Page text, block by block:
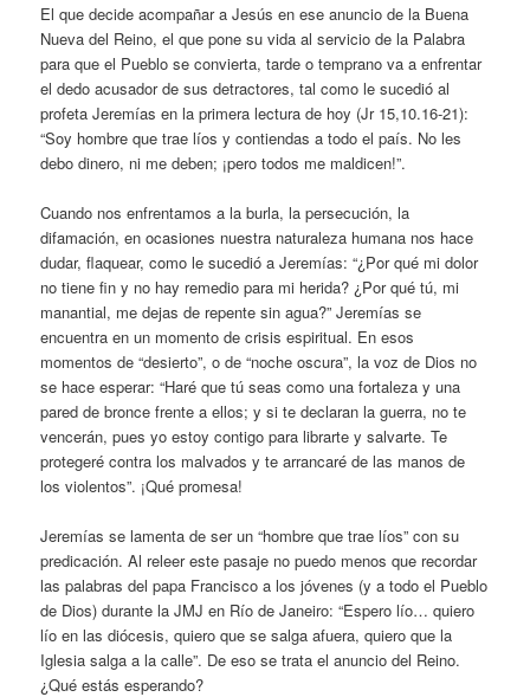
El que decide acompañar a Jesús en ese anuncio de la Buena
Nueva del Reino, el que pone su vida al servicio de la Palabra
para que el Pueblo se convierta, tarde o temprano va a enfrentar
el dedo acusador de sus detractores, tal como le sucedió al
profeta Jeremías en la primera lectura de hoy (Jr 15,10.16-21):
“Soy hombre que trae líos y contiendas a todo el país. No les
debo dinero, ni me deben; ¡pero todos me maldicen!”.
Cuando nos enfrentamos a la burla, la persecución, la
difamación, en ocasiones nuestra naturaleza humana nos hace
dudar, flaquear, como le sucedió a Jeremías: “¿Por qué mi dolor
no tiene fin y no hay remedio para mi herida? ¿Por qué tú, mi
manantial, me dejas de repente sin agua?” Jeremías se
encuentra en un momento de crisis espiritual. En esos
momentos de “desierto”, o de “noche oscura”, la voz de Dios no
se hace esperar: “Haré que tú seas como una fortaleza y una
pared de bronce frente a ellos; y si te declaran la guerra, no te
vencerán, pues yo estoy contigo para librarte y salvarte. Te
protegeré contra los malvados y te arrancaré de las manos de
los violentos”. ¡Qué promesa!
Jeremías se lamenta de ser un “hombre que trae líos” con su
predicación. Al releer este pasaje no puedo menos que recordar
las palabras del papa Francisco a los jóvenes (y a todo el Pueblo
de Dios) durante la JMJ en Río de Janeiro: “Espero lío… quiero
lío en las diócesis, quiero que se salga afuera, quiero que la
Iglesia salga a la calle”. De eso se trata el anuncio del Reino.
¿Qué estás esperando?